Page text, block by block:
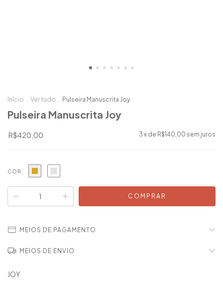
Início . Ver tudo . Pulseira Manuscrita Joy
Pulseira Manuscrita Joy
R$420,00 3 x de R$140,00 sem juros
COR
MEIOS DE PAGAMENTO
MEIOS DE ENVIO
JOY